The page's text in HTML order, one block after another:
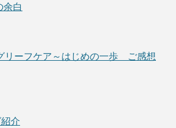
白
ーフケア～はじめの一歩 ご感想
介